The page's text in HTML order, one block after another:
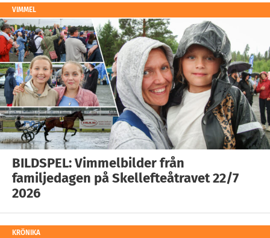
VIMMEL
BILDSPEL: Vimmelbilder från
familjedagen på Skellefteåtravet 22/7
2026
KRÖNIKA